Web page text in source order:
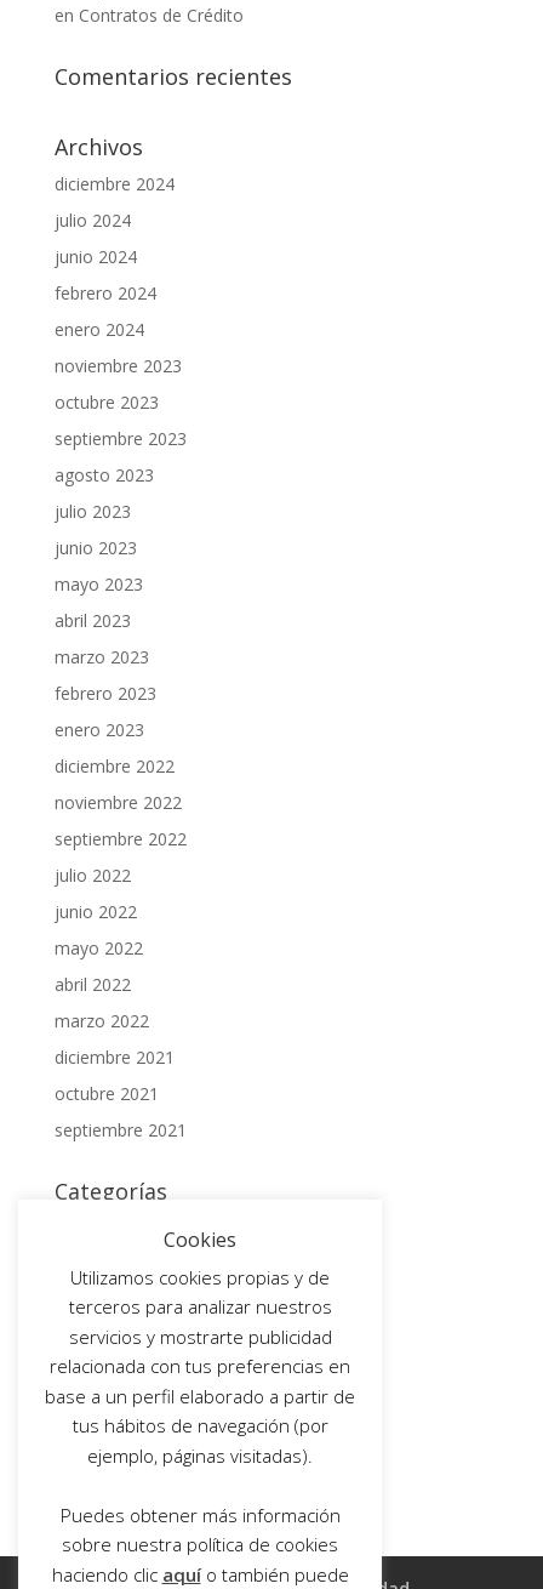
en Contratos de Crédito
Comentarios recientes
Archivos
diciembre 2024
julio 2024
junio 2024
febrero 2024
enero 2024
noviembre 2023
octubre 2023
septiembre 2023
agosto 2023
julio 2023
junio 2023
mayo 2023
abril 2023
marzo 2023
febrero 2023
enero 2023
diciembre 2022
noviembre 2022
septiembre 2022
julio 2022
junio 2022
mayo 2022
abril 2022
marzo 2022
diciembre 2021
octubre 2021
septiembre 2021
Categorías
Meta
Acceder
Feed de entradas
Feed de comentarios
WordPress.org
Cookies
Utilizamos cookies propias y de
terceros para analizar nuestros
servicios y mostrarte publicidad
relacionada con tus preferencias en
base a un perfil elaborado a partir de
tus hábitos de navegación (por
ejemplo, páginas visitadas).
Puedes obtener más información
sobre nuestra política de cookies
haciendo clic aquío también puede